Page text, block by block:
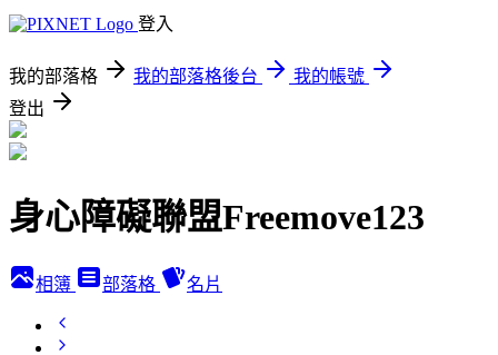
登入
我的部落格 我的部落格後台
我的帳號
登出
身心障礙聯盟Freemove123
相簿 部落格 名片